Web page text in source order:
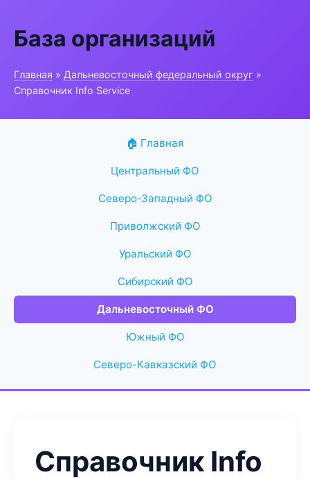
База организаций
Главная » Дальневосточный федеральный округ »
Справочник Info Service
🏠 Главная
Центральный ФО
Северо-Западный ФО
Приволжский ФО
Уральский ФО
Сибирский ФО
Дальневосточный ФО
Южный ФО
Северо-Кавказский ФО
Справочник Info